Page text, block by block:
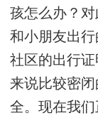
孩怎么办？
和小朋友出
社区的出行
来说比较密
全。现在我